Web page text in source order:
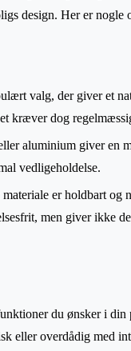
design. Her er nogle
valg, der giver et
kræver dog
aluminium giver en
vedligeholdelse.
materiale er holdbart og
men giver ikke
du ønsker i din
eller overdådig med